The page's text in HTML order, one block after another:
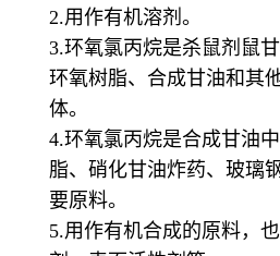
2.用作有机溶剂。
3.环氧氯丙烷是杀鼠剂鼠
环氧树脂、合成甘油和其
体。
4.环氧氯丙烷是合成甘油
脂、硝化甘油炸药、玻璃
要原料。
5.用作有机合成的原料，